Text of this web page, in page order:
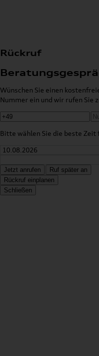
Rückruf
Wünschen Sie einen
Nummer ein und wir rufen Sie
Bitte wählen Sie die beste Zeit
Jetzt anrufen
Ruf später an
Rückruf einplanen
Schließen